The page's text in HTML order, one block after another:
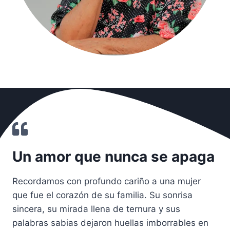
Un amor que nunca se apaga
Recordamos con profundo cariño a una mujer
que fue el corazón de su familia. Su sonrisa
sincera, su mirada llena de ternura y sus
palabras sabias dejaron huellas imborrables en